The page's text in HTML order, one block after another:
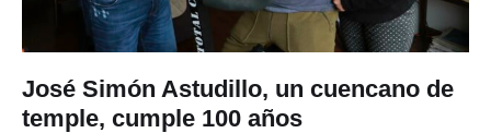
José Simón Astudillo, un cuencano de
temple, cumple 100 años